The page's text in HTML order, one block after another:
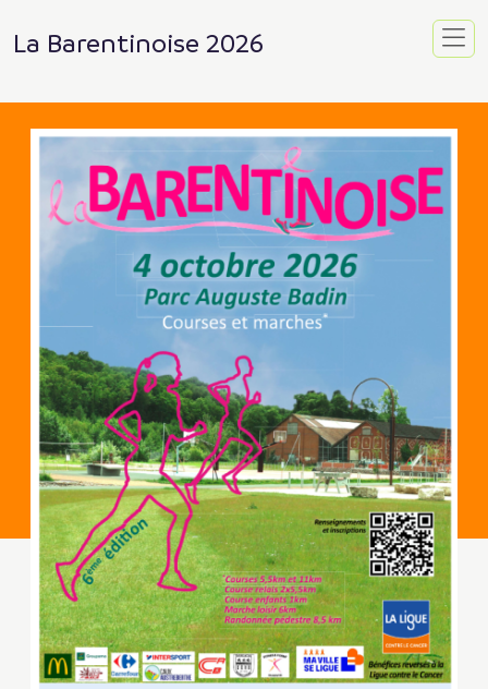
La Barentinoise 2026